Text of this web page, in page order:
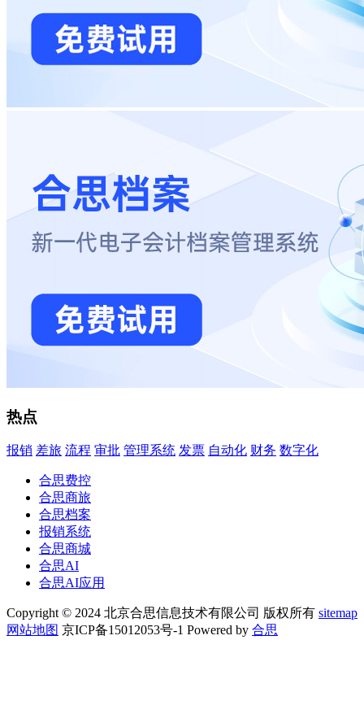
热点
报销 差旅 流程 审批 管理系统 发票 自动化 财务 数字化
合思费控
合思商旅
合思档案
报销系统
合思商城
合思AI
合思AI应用
Copyright © 2024 北京合思信息技术有限公司 版权所有 sitemap
网站地图 京ICP备15012053号-1 Powered by 合思